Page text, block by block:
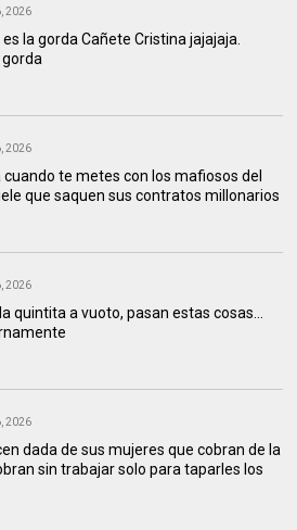
2026
la gorda Cañete Cristina jajajaja.
2026
cuando te metes con los mafiosos del
que saquen sus contratos millonarios
2026
quintita a vuoto, pasan estas cosas...
2026
dada de sus mujeres que cobran de la
sin trabajar solo para taparles los